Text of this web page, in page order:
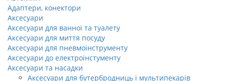
Адаптери, конектори
Аксесуари
Аксесуари для ванної та туалету
Аксесуари для миття посуду
Аксесуари для пневмоінструменту
Аксесуари до електроінстументу
Аксесуари та насадки
Аксесуари для бутербродниць і мультипекарів